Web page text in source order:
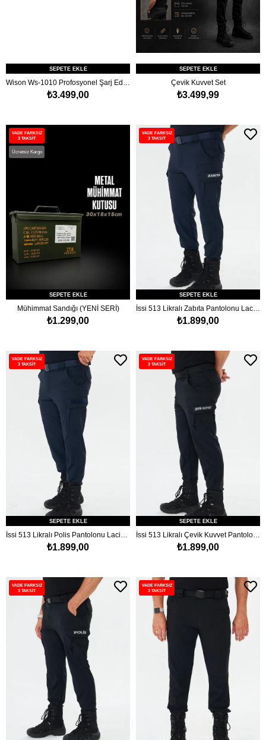
SEPETE EKLE
₺3.499,00
SEPETE EKLE
Çevik Kuvvet Set
₺3.499,99
SEPETE EKLE
Mühimmat Sandığı (YENİ SERİ)
₺1.299,00
VADE FARKSIZ
3 TAKSİT
Ücretsiz Kargo
SEPETE EKLE
İssi 513 Likralı Zabıta Pantolonu Lacivert
₺1.899,00
VADE FARKSIZ
3 TAKSİT
SEPETE EKLE
İssi 513 Likralı Polis Pantolonu Lacivert
₺1.899,00
VADE FARKSIZ
3 TAKSİT
SEPETE EKLE
İssi 513 Likralı Çevik Kuvvet Pantolonu Siyah
₺1.899,00
VADE FARKSIZ
3 TAKSİT
VADE FARKSIZ
3 TAKSİT
VADE FARKSIZ
3 TAKSİT